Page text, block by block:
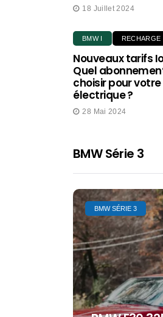
18 Juillet 2024
BMW I RECHARGE
Nouveaux tarifs
Quel
choisir pour votre
électrique ?
28 Mai 2024
BMW Série 3
BMW SÉRIE 3